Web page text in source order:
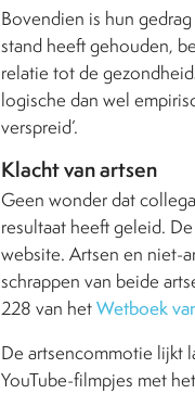
Bovendien is hun
stand heeft gehouden,
relatie tot de
logische dan wel
verspreid’.
Klacht van artsen
Geen wonder dat
resultaat heeft geleid.
website. Artsen en niet-
schrappen van beide
228 van hetWetboek
De artsencommotie lijkt
YouTube-filmpjes met